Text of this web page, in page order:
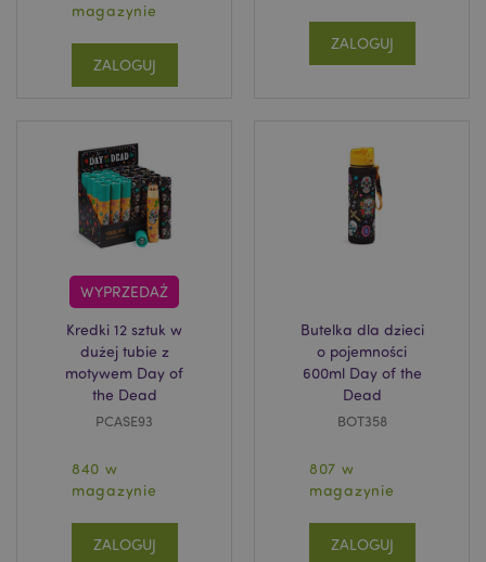
magazynie
ZALOGUJ
ZALOGUJ
WYPRZEDAŻ
Kredki 12 sztuk w
dużej tubie z
motywem Day of
the Dead
PCASE93
840 w
magazynie
ZALOGUJ
Butelka dla dzieci
o pojemności
600ml Day of the
Dead
BOT358
807 w
magazynie
ZALOGUJ